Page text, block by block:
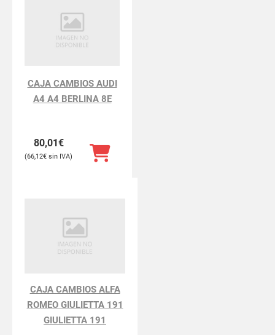
CAJA CAMBIOS AUDI
A4 A4 BERLINA 8E
80,01€
66,12€
CAJA CAMBIOS ALFA
ROMEO GIULIETTA 191
GIULIETTA 191